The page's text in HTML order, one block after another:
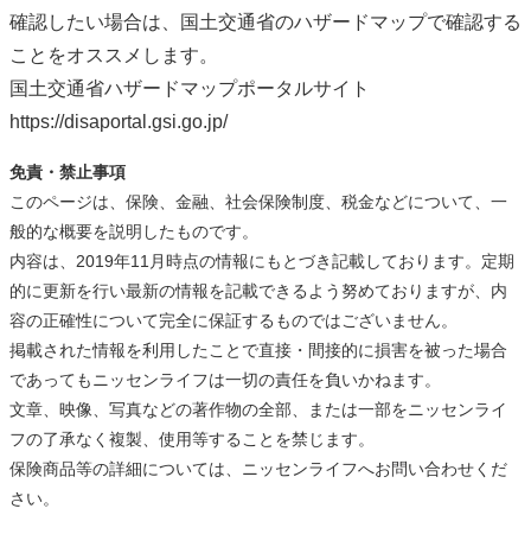
確認したい場合は、国土交通省のハザードマップで確認する
ことをオススメします。
国土交通省ハザードマップポータルサイト
https://disaportal.gsi.go.jp/
免責・禁止事項
このページは、保険、金融、社会保険制度、税金などについて、一
般的な概要を説明したものです。
内容は、2019年11月時点の情報にもとづき記載しております。定期
的に更新を行い最新の情報を記載できるよう努めておりますが、内
容の正確性について完全に保証するものではございません。
掲載された情報を利用したことで直接・間接的に損害を被った場合
であってもニッセンライフは一切の責任を負いかねます。
文章、映像、写真などの著作物の全部、または一部をニッセンライ
フの了承なく複製、使用等することを禁じます。
保険商品等の詳細については、ニッセンライフへお問い合わせくだ
さい。